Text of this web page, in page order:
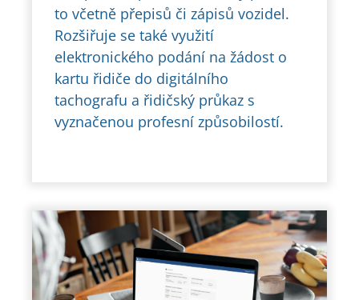
to včetně přepisů či zápisů vozidel.
Rozšiřuje se také využití
elektronického podání na žádost o
kartu řidiče do digitálního
tachografu a řidičský průkaz s
vyznačenou profesní způsobilostí.